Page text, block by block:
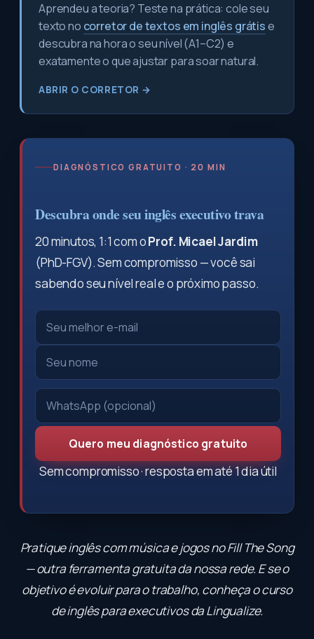
Aprendeu a teoria? Teste na prática: cole seu
texto no corretor de textos em inglês grátise
descubra na hora o seu nível (A1–C2) e
exatamente o que ajustar para soar natural.
ABRIR O CORRETOR →
DIAGNÓSTICO GRATUITO · 20 MIN
Descubra onde seu inglês executivo trava
20 minutos, 1:1 com oProf. Micael Jardim
(PhD-FGV). Sem compromisso — você sai
sabendo seu nível real e o próximo passo.
Quero meu diagnóstico gratuito
Sem compromisso · resposta em até 1 dia útil
Pratique inglês com música e jogos noFill The Song
— outra ferramenta gratuita da nossa rede. E se o
objetivo é evoluir para o trabalho, conheça ocurso
de inglês para executivosda Lingualize.